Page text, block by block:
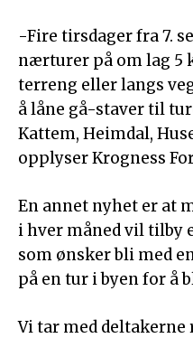
-Fire tirsdager fra 7.
nærturer på om lag 5
terreng eller langs
å låne gå-staver til
Kattem, Heimdal,
opplyser Krogness
En annet nyhet er at
i hver måned vil tilby
som ønsker bli med
på en tur i byen for å
Vi tar med deltakerne